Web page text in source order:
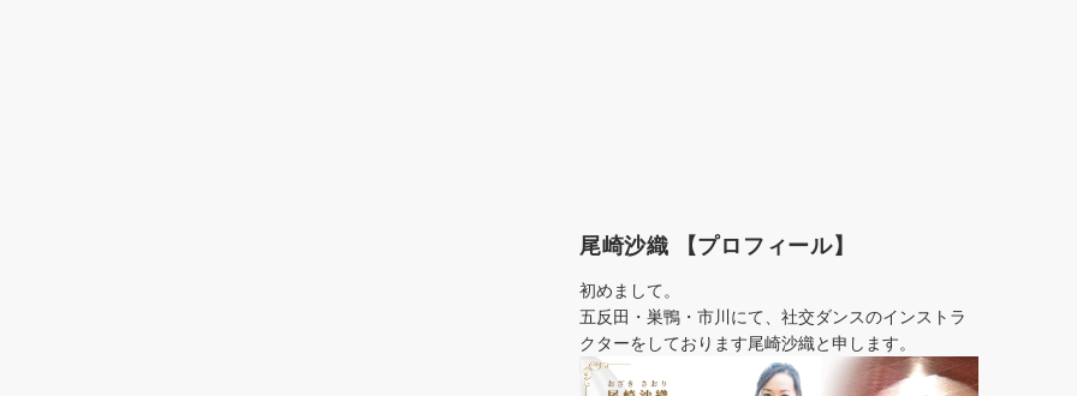
尾崎沙織 【プロフィール】
初めまして。
五反田・巣鴨・市川にて、社交ダンスのインストラ
クターをしております尾崎沙織と申します。